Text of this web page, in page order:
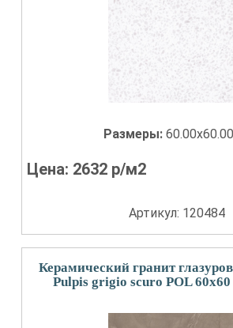
Размеры:
Цена: 2632 р/м2
Артикул: 120484
Керамический гранит
Pulpis grigio scuro POL